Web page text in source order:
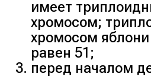
имеет
хромосом;
хромосом
равен 51;
перед началом